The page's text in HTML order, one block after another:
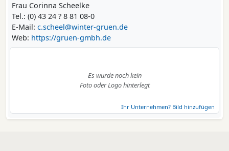
Frau Corinna Scheelke
Tel.: (0) 43 24 ? 8 81 08-0
E-Mail: c.scheel@winter-gruen.de
Web: https://gruen-gmbh.de
Es wurde noch kein
Foto oder Logo hinterlegt
Ihr Unternehmen? Bild hinzufügen